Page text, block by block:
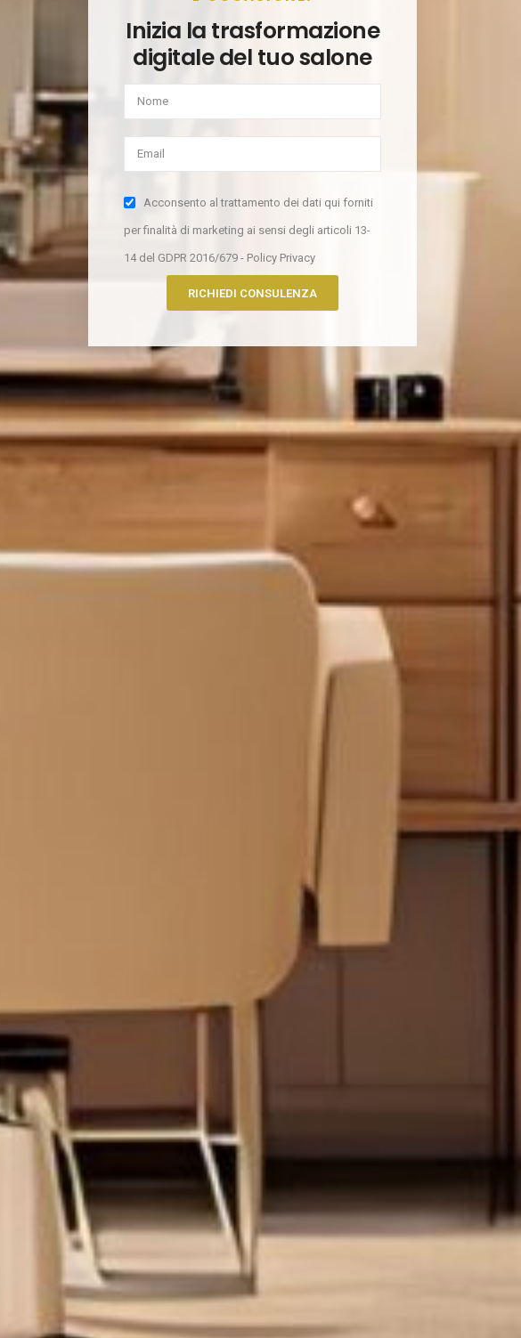
Inizia la trasformazione
digitale del tuo salone
Acconsento al trattamento dei dati qui forniti
per finalità di marketing ai sensi degli articoli 13-
14 del GDPR 2016/679 - Policy Privacy
RICHIEDI CONSULENZA